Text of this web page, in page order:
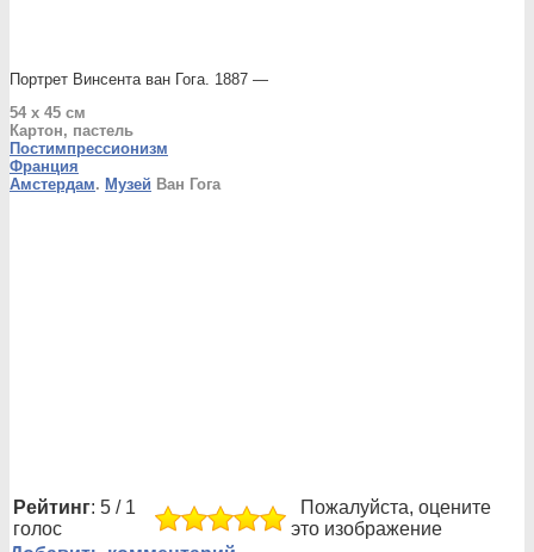
Портрет Винсента ван Гога. 1887 —
54 x 45 см
Картон, пастель
Постимпрессионизм
Франция
Амстердам. Музей Ван Гога
Рейтинг: 5 / 1
голос
Пожалуйста, оцените
это изображение